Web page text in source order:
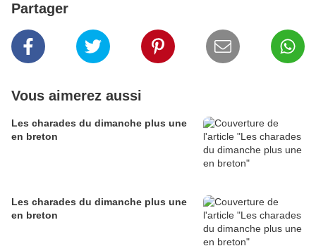
Partager
Vous aimerez aussi
Les charades du dimanche plus une
en breton
Les charades du dimanche plus une
en breton